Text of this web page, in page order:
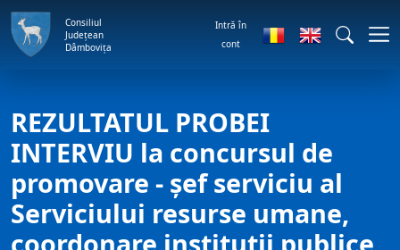
Consiliul
Județean
Dâmbovița
Intră în
cont
REZULTATUL PROBEI
INTERVIU la concursul de
promovare - şef serviciu al
Serviciului resurse umane,